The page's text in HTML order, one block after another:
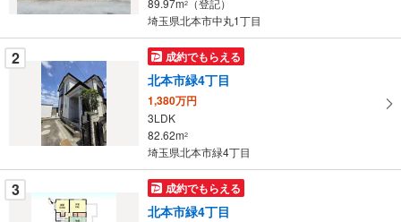
条
件
を
に
保
2
埼玉県北本市中丸1丁目
2 成約でもらえる
北本市緑4丁目
1,380万円
3LDK
82.62m2
埼玉県北本市緑4丁目
3 成約でもらえる
北本市緑4丁目